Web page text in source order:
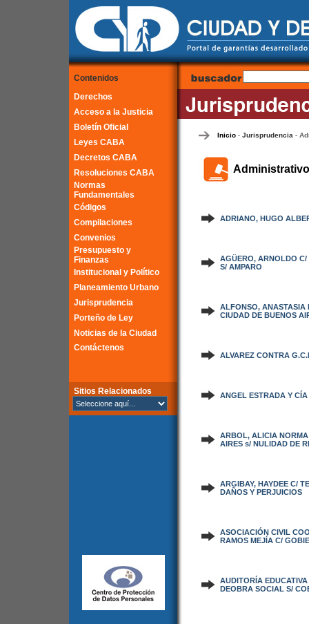
Contenidos
Derechos
Acceso a la Justicia
Boletín Oficial
Leyes CABA
Decretos CABA
Resoluciones CABA
Normas
Fundamentales
Códigos
Compilaciones
Convenios
Presupuesto y
Finanzas
Institucional y Político
Planeamiento Urbano
Jurisprudencia
Porteño de Ley
Noticias de la Ciudad
Contáctenos
Sitios Relacionados
Inicio - Jurisprudencia -
Administrativo
ADRIANO, HUGO
AGÜERO, ARNOLDO
S/ AMPARO
ALFONSO, ANASTASIA
CIUDAD DE BUENOS
ALVAREZ CONTRA
ANGEL ESTRADA Y
ARBOL, ALICIA
AIRES s/ NULIDAD DE
ARGIBAY, HAYDEE C/
DAÑOS Y PERJUICIOS
ASOCIACIÓN CIVIL
RAMOS MEJÍA C/
AUDITORÍA
DEOBRA SOCIAL S/